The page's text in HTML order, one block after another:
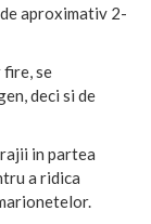
aproximativ 2-
fire, se
deci si de
in partea
a ridica